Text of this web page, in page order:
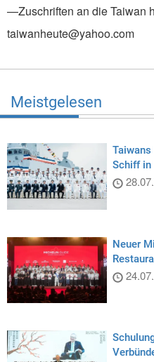
—Zuschriften an die Taiwan
taiwanheute@yahoo.com
Meistgelesen
Schiff in
Neuer